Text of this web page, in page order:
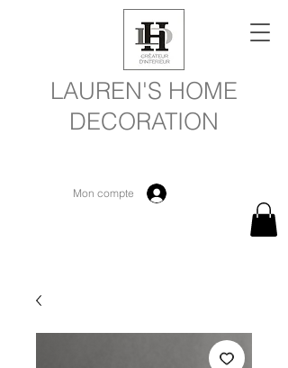
LAUREN'S HOME
DECORATION
Mon compte